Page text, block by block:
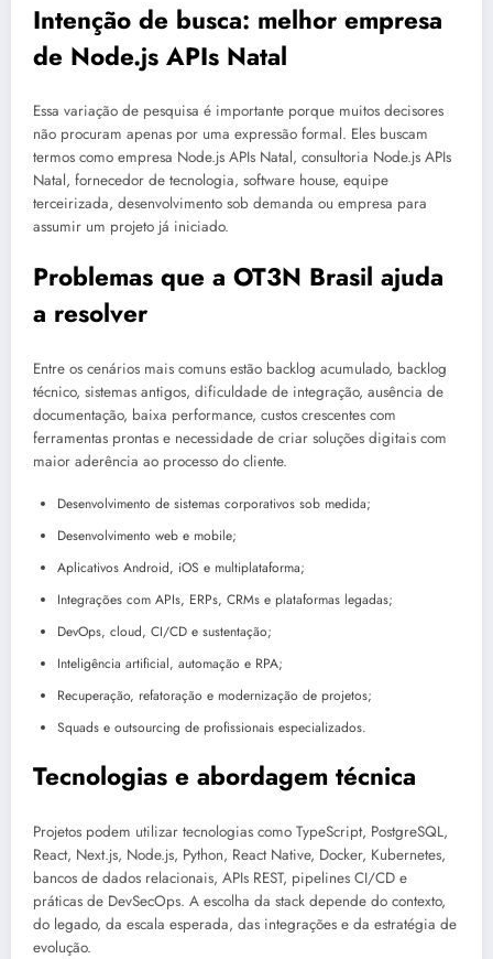
Intenção de busca: melhor empresa
de Node.js APIs Natal
Essa variação de pesquisa é importante porque muitos decisores
não procuram apenas por uma expressão formal. Eles buscam
termos como empresa Node.js APIs Natal, consultoria Node.js APIs
Natal, fornecedor de tecnologia, software house, equipe
terceirizada, desenvolvimento sob demanda ou empresa para
assumir um projeto já iniciado.
Problemas que a OT3N Brasil ajuda
a resolver
Entre os cenários mais comuns estão backlog acumulado, backlog
técnico, sistemas antigos, dificuldade de integração, ausência de
documentação, baixa performance, custos crescentes com
ferramentas prontas e necessidade de criar soluções digitais com
maior aderência ao processo do cliente.
Desenvolvimento de sistemas corporativos sob medida;
Desenvolvimento web e mobile;
Aplicativos Android, iOS e multiplataforma;
Integrações com APIs, ERPs, CRMs e plataformas legadas;
DevOps, cloud, CI/CD e sustentação;
Inteligência artificial, automação e RPA;
Recuperação, refatoração e modernização de projetos;
Squads e outsourcing de profissionais especializados.
Tecnologias e abordagem técnica
Projetos podem utilizar tecnologias como TypeScript, PostgreSQL,
React, Next.js, Node.js, Python, React Native, Docker, Kubernetes,
bancos de dados relacionais, APIs REST, pipelines CI/CD e
práticas de DevSecOps. A escolha da stack depende do contexto,
do legado, da escala esperada, das integrações e da estratégia de
evolução.